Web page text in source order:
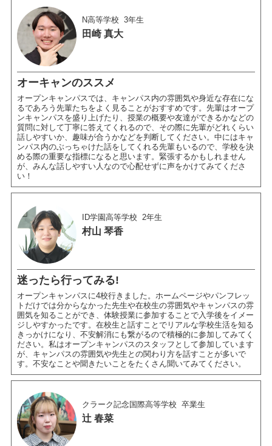
N高等学校 3年生
田崎 真大
オーキャンのススメ
オープンキャンパスでは、キャンパス内の雰囲気や身近な存在にな
るであろう先輩たちをよく見ることがおすすめです。先輩はオープ
ンキャンパスを盛り上げたり、授業の概要や友達ができるかなどの
質問に対して丁寧に答えてくれるので、その際に先輩がどれくらい
話しやすいか、趣味が合うかなどを判断してください。中にはキャ
ンパス内のぶっちゃけた話をしてくれる先輩もいるので、学校を決
める際の重要な指標になると思います。緊張するかもしれません
が、みんな話しやすい人なので心配せずに声をかけてみてくださ
い！
ID学園高等学校 2年生
村山 琴香
迷ったら行ってみる!
オープンキャンパスに4校行きました。ホームページやパンフレッ
トだけでは分からなかった先生や在校生の雰囲気やキャンパスの雰
囲気を知ることができ、体験授業に参加することで入学後をイメー
ジしやすかったです。在校生と話すことでリアルな学校生活を知る
きっかけになり、不安解消にも繋がるので積極的に参加してみてく
ださい。私はオープンキャンパスのスタッフとして参加しています
が、キャンパスの雰囲気や先生との関わり方を話すことが多いで
す。不安なことや聞きたいことをたくさん聞いてみてください。
クラーク記念国際高等学校 卒業生
辻 春菜